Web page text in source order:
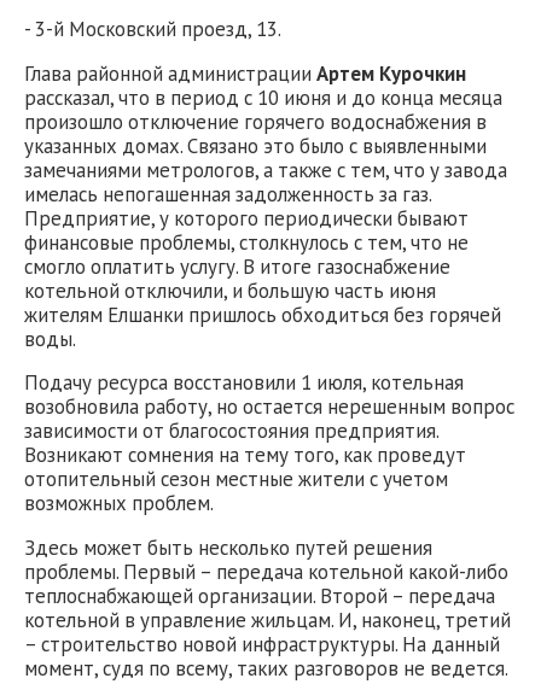
- 3-й Московский проезд, 13.
Глава районной администрации Артем Курочкин
рассказал, что в период с 10 июня и до конца месяца
произошло отключение горячего водоснабжения в
указанных домах. Связано это было с выявленными
замечаниями метрологов, а также с тем, что у завода
имелась непогашенная задолженность за газ.
Предприятие, у которого периодически бывают
финансовые проблемы, столкнулось с тем, что не
смогло оплатить услугу. В итоге газоснабжение
котельной отключили, и большую часть июня
жителям Елшанки пришлось обходиться без горячей
воды.
Подачу ресурса восстановили 1 июля, котельная
возобновила работу, но остается нерешенным вопрос
зависимости от благосостояния предприятия.
Возникают сомнения на тему того, как проведут
отопительный сезон местные жители с учетом
возможных проблем.
Здесь может быть несколько путей решения
проблемы. Первый – передача котельной какой-либо
теплоснабжающей организации. Второй – передача
котельной в управление жильцам. И, наконец, третий
– строительство новой инфраструктуры. На данный
момент, судя по всему, таких разговоров не ведется.